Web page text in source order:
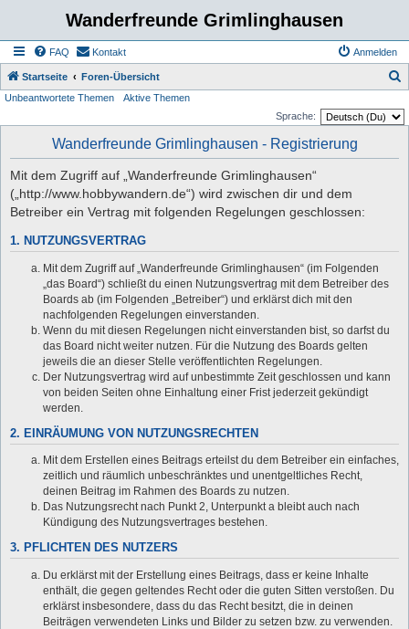
Wanderfreunde Grimlinghausen
FAQ Kontakt Anmelden
Startseite Foren-Übersicht
Unbeantwortete Themen
Aktive Themen
Sprache:
Wanderfreunde Grimlinghausen - Registrierung
Mit dem Zugriff auf „Wanderfreunde Grimlinghausen“
(„http://www.hobbywandern.de“) wird zwischen dir und dem
Betreiber ein Vertrag mit folgenden Regelungen geschlossen:
1. NUTZUNGSVERTRAG
Mit dem Zugriff auf „Wanderfreunde Grimlinghausen“ (im Folgenden
„das Board“) schließt du einen Nutzungsvertrag mit dem Betreiber des
Boards ab (im Folgenden „Betreiber“) und erklärst dich mit den
nachfolgenden Regelungen einverstanden.
Wenn du mit diesen Regelungen nicht einverstanden bist, so darfst du
das Board nicht weiter nutzen. Für die Nutzung des Boards gelten
jeweils die an dieser Stelle veröffentlichten Regelungen.
Der Nutzungsvertrag wird auf unbestimmte Zeit geschlossen und kann
von beiden Seiten ohne Einhaltung einer Frist jederzeit gekündigt
werden.
2. EINRÄUMUNG VON NUTZUNGSRECHTEN
Mit dem Erstellen eines Beitrags erteilst du dem Betreiber ein einfaches,
zeitlich und räumlich unbeschränktes und unentgeltliches Recht,
deinen Beitrag im Rahmen des Boards zu nutzen.
Das Nutzungsrecht nach Punkt 2, Unterpunkt a bleibt auch nach
Kündigung des Nutzungsvertrages bestehen.
3. PFLICHTEN DES NUTZERS
Du erklärst mit der Erstellung eines Beitrags, dass er keine Inhalte
enthält, die gegen geltendes Recht oder die guten Sitten verstoßen. Du
erklärst insbesondere, dass du das Recht besitzt, die in deinen
Beiträgen verwendeten Links und Bilder zu setzen bzw. zu verwenden.